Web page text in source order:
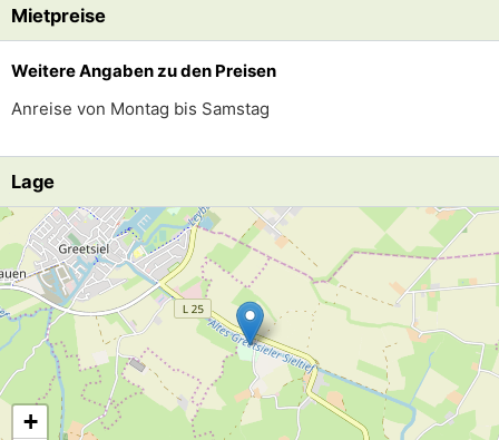
Mietpreise
Weitere Angaben zu den Preisen
Anreise von Montag bis Samstag
Lage
Lade Lageplan
+